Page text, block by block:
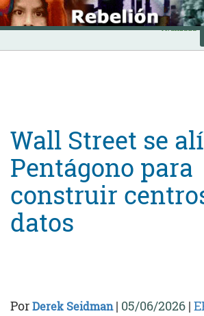
Skip
to
content
INICIO
Avanzada
Wall Street se
Pentágono para
construir
datos
PorDerek Seidman| 05/06/2026 |